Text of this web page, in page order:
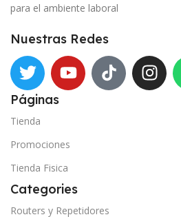
para el ambiente laboral
Nuestras Redes
Páginas
Tienda
Promociones
Tienda Fisica
Categories
Routers y Repetidores